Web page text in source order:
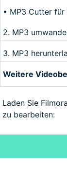
• MP3 Cutter für
2. MP3
3. MP3
zu bearbeiten: